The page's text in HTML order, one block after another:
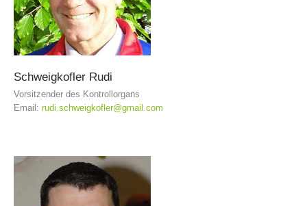
Schweigkofler Rudi
Vorsitzender des Kontrollorgans
Email: rudi.schweigkofler@gmail.com